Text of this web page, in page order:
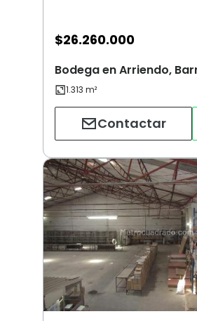
$26.260.000
Bodega en Arriendo,
Contactar